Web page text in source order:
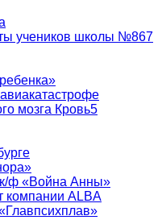
учеников школы №867
мозга Кровь5
к/ф «Война Анны»
компании ALBA